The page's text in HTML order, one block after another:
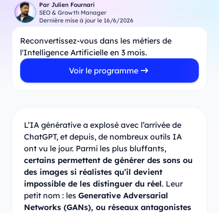
Par Julien Fournari
SEO & Growth Manager
Dernière mise à jour le 16/6/2026
Reconvertissez-vous dans les métiers de
l'Intelligence Artificielle en 3 mois.
Voir le programme
L’IA générative a explosé avec l’arrivée de
ChatGPT, et depuis, de nombreux outils IA
ont vu le jour. Parmi les plus bluffants,
certains permettent de générer des sons ou
des images si réalistes qu’il devient
impossible de les distinguer du réel. Leur
petit nom : les Generative Adversarial
Networks (GANs), ou réseaux antagonistes